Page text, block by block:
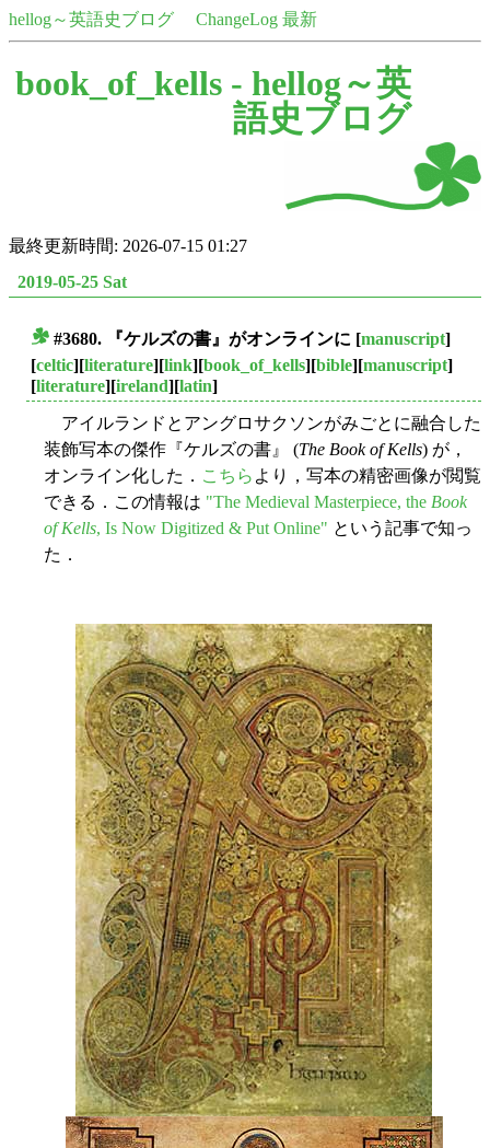
hellog～英語史ブログ ChangeLog 最新
book_of_kells - hellog～英
語史ブログ
最終更新時間: 2026-07-15 01:27
2019-05-25 Sat
#3680. 『ケルズの書』がオンラインに [manuscript]
[celtic][literature][link][book_of_kells][bible][manuscript]
[literature][ireland][latin]
アイルランドとアングロサクソンがみごとに融合した
装飾写本の傑作『ケルズの書』 (The Book of Kells) が，
オンライン化した． こちら より，写本の精密画像が閲覧
できる．この情報は "The Medieval Masterpiece, the Book
of Kells, Is Now Digitized & Put Online" という記事で知っ
た．